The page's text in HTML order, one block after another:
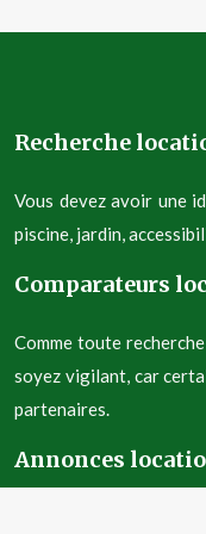
Recherche
Vous devez avoir une
piscine, jardin,
Comparateurs
Comme toute
soyez vigilant, car
partenaires.
Annonces